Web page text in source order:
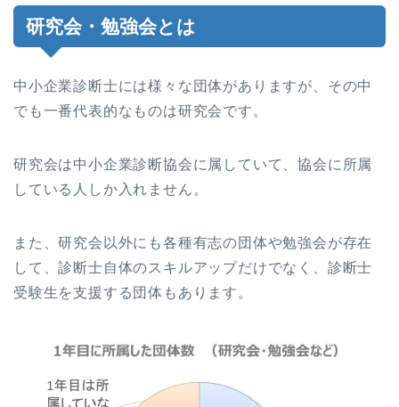
研究会・勉強会とは
中小企業診断士には様々な団体がありますが、その中
でも一番代表的なものは研究会です。
研究会は中小企業診断協会に属していて、協会に所属
している人しか入れません。
また、研究会以外にも各種有志の団体や勉強会が存在
して、診断士自体のスキルアップだけでなく、診断士
受験生を支援する団体もあります。